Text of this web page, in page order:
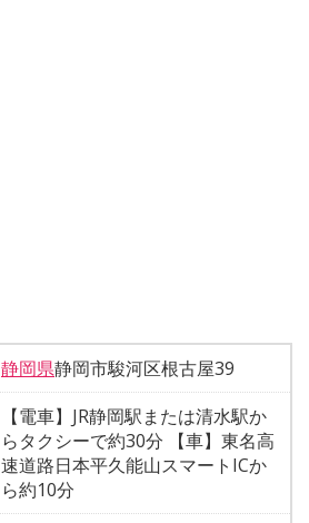
静岡県静岡市駿河区根古屋39
【電車】JR静岡駅または清水駅か
らタクシーで約30分 【車】東名高
速道路日本平久能山スマートICか
ら約10分